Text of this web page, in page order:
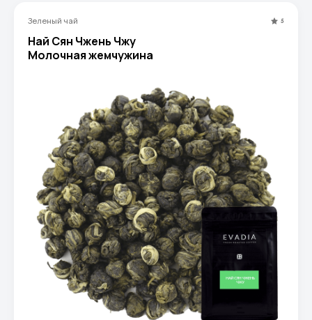
Зеленый чай 5
Най Сян Чжень Чжу
Молочная жемчужина